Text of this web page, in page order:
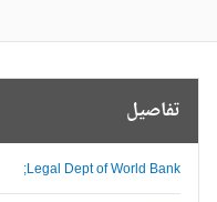
تفاصيل
Legal Dept of World Bank;